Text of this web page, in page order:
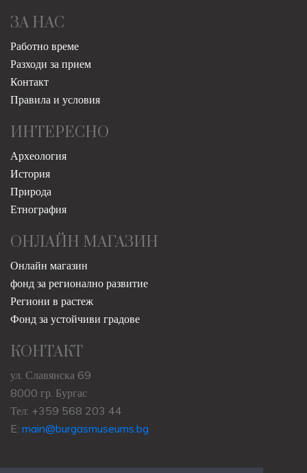
ЗА НАС
Работно време
Разходи за прием
Контакт
Правила и условия
ИНТЕРЕСНО
Археология
История
Природа
Етнография
ОНЛАЙН МАГАЗИН
Онлайн магазин
фонд за регионално развитие
Региони в растеж
Фонд за устойчиви градове
КОНТАКТ
ул. Славянска 69
8000 гр. Бургас
Тел: +359 568 203 44
E: main@burgasmuseums.bg